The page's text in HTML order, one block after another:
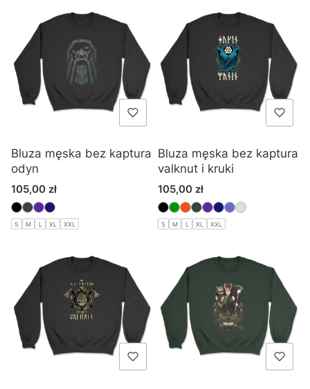
Bluza męska bez kaptura
odyn
Cena
105,00 zł
S M L XL XXL
Bluza męska bez kaptura
valknut i kruki
Cena
105,00 zł
S M L XL XXL